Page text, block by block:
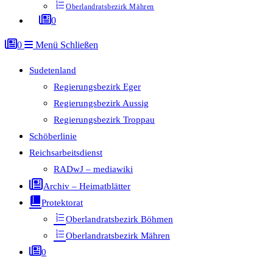
Oberlandratsbezirk Mähren
0
0 Menü Schließen
Sudetenland
Regierungsbezirk Eger
Regierungsbezirk Aussig
Regierungsbezirk Troppau
Schöberlinie
Reichsarbeitsdienst
RADwJ – mediawiki
Archiv – Heimatblätter
Protektorat
Oberlandratsbezirk Böhmen
Oberlandratsbezirk Mähren
0